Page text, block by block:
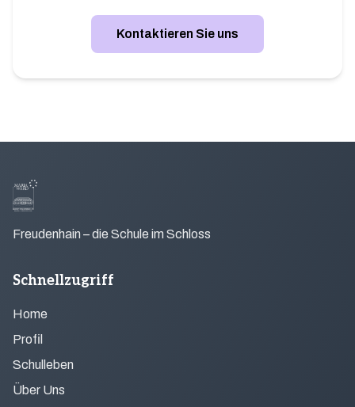
Kontaktieren Sie uns
Freudenhain – die Schule im Schloss
Schnellzugriff
Home
Profil
Schulleben
Über Uns